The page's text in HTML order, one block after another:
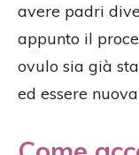
avere padri
appunto il
ovulo sia già
ed essere